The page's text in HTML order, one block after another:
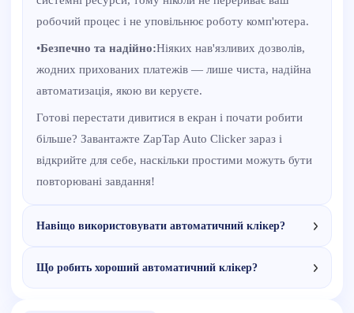
робочий процес і не уповільнює роботу комп'ютера.
•Безпечно та надійно:Ніяких нав'язливих дозволів,
жодних прихованих платежів — лише чиста, надійна
автоматизація, якою ви керуєте.
Готові перестати дивитися в екран і почати робити
більше? Завантажте ZapTap Auto Clicker зараз і
відкрийте для себе, наскільки простими можуть бути
повторювані завдання!
Навіщо використовувати автоматичний клікер?
Що робить хороший автоматичний клікер?